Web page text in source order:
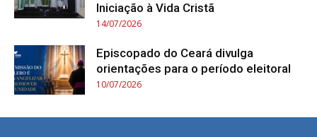
Iniciação à Vida Cristã
14/07/2026
Episcopado do Ceará divulga
orientações para o período eleitoral
10/07/2026